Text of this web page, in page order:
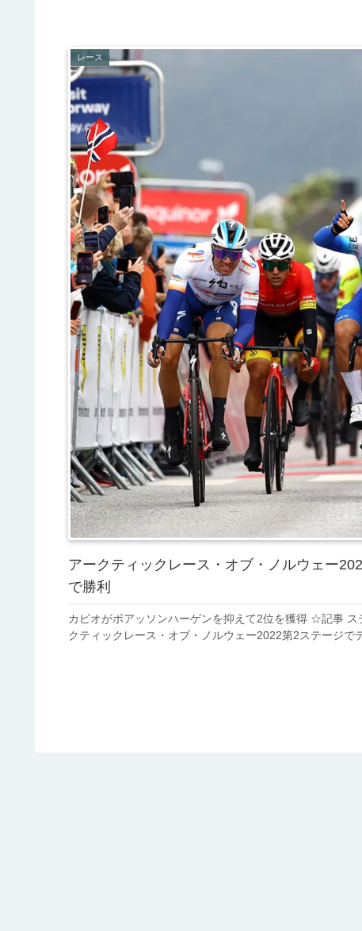
レース
アークティックレース・オブ・ノルウェー
で勝利
カピオがボアッソンハーゲンを抑えて2位を獲得 ☆記事
クティックレース・オブ・ノルウェー2022第2ステージ